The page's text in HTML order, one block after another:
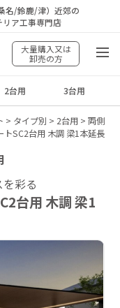
名/鈴鹿/津）近郊の
ア工事専門店
大量購入又は
卸売の方
2台用 3台用
> タイプ別 > 2台用> 両側
トSC2台用 木調 梁1本延長
彩る
台用 木調 梁1